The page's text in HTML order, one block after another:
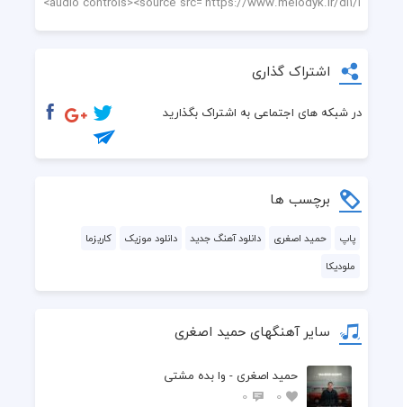
اشتراک گذاری
در شبکه های اجتماعی به اشتراک بگذارید
برچسب ها
پاپ حمید اصغری دانلود آهنگ جدید دانلود موزیک
کاریزما
ملودیکا
سایر آهنگهای حمید اصغری
حمید اصغری - وا بده مشتی
0
0